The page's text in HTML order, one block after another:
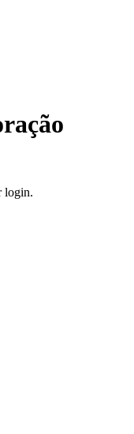
login.